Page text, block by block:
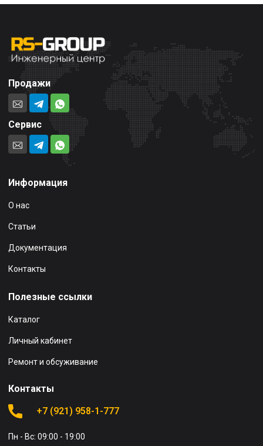
Продажи
Сервис
Информация
О нас
Статьи
Документация
Контакты
Полезные ссылки
Каталог
Личный кабинет
Ремонт и обсуживание
Контакты
+7 (921) 958-1-777
Пн - Вс: 09:00 - 19:00